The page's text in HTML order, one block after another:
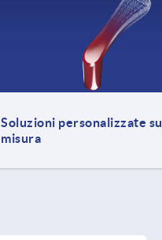
Soluzioni personalizzate su
misura